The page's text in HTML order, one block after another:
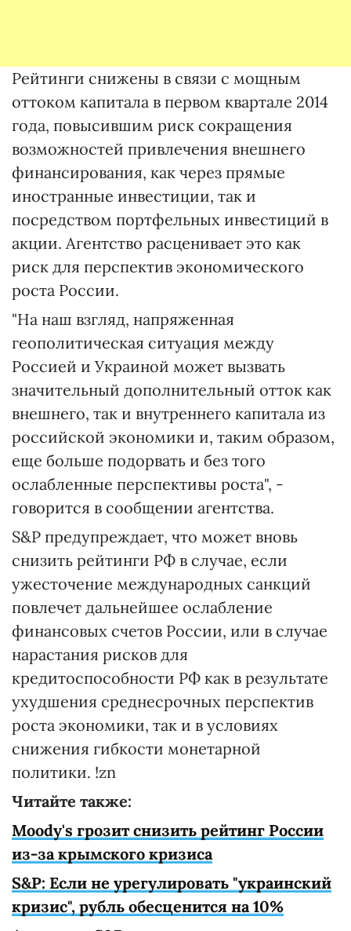
Рейтинги снижены в связи с мощным
оттоком капитала в первом квартале 2014
года, повысившим риск сокращения
возможностей привлечения внешнего
финансирования, как через прямые
иностранные инвестиции, так и
посредством портфельных инвестиций в
акции. Агентство расценивает это как
риск для перспектив экономического
роста России.
"На наш взгляд, напряженная
геополитическая ситуация между
Россией и Украиной может вызвать
значительный дополнительный отток как
внешнего, так и внутреннего капитала из
российской экономики и, таким образом,
еще больше подорвать и без того
ослабленные перспективы роста", -
говорится в сообщении агентства.
S&P предупреждает, что может вновь
снизить рейтинги РФ в случае, если
ужесточение международных санкций
повлечет дальнейшее ослабление
финансовых счетов России, или в случае
нарастания рисков для
кредитоспособности РФ как в результате
ухудшения среднесрочных перспектив
роста экономики, так и в условиях
снижения гибкости монетарной
политики. !zn
Читайте также:
Moody's грозит снизить рейтинг России
из-за крымского кризиса
S&P: Если не урегулировать "украинский
кризис", рубль обесценится на 10%